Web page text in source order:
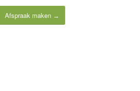
Afspraak maken